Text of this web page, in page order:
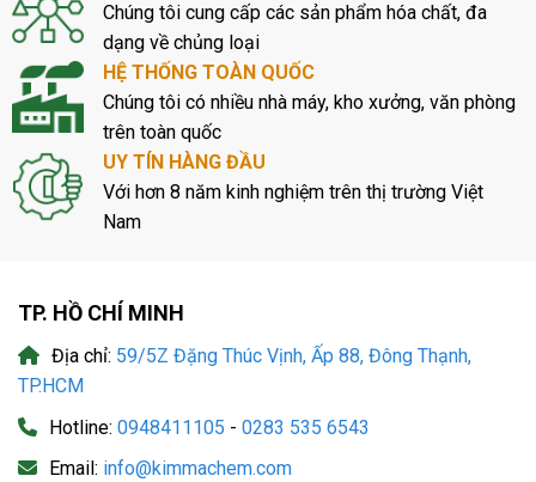
Chúng tôi cung cấp các sản phẩm hóa chất, đa
dạng về chủng loại
HỆ THỐNG TOÀN QUỐC
Chúng tôi có nhiều nhà máy, kho xưởng, văn phòng
trên toàn quốc
UY TÍN HÀNG ĐẦU
Với hơn 8 năm kinh nghiệm trên thị trường Việt
Nam
TP. HỒ CHÍ MINH
Địa chỉ: 59/5Z Đặng Thúc Vịnh, Ấp 88, Đông Thạnh,
TP.HCM
Hotline: 0948411105 - 0283 535 6543
Email: info@kimmachem.com